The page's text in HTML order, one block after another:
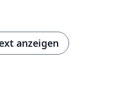
anzeigen